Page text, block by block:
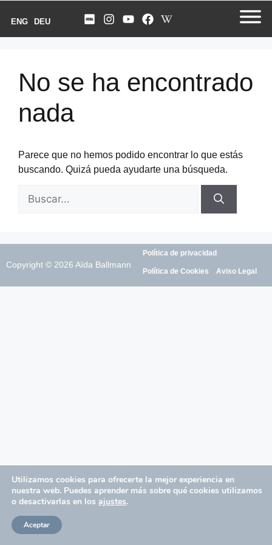
ENG DEU
No se ha encontrado
nada
Parece que no hemos podido encontrar lo que estás
buscando. Quizá pueda ayudarte una búsqueda.
Copyright © 2026 Aïda Ballmann
Política de privacidad
Política de Cookies Aviso Legal
Utilizamos cookies para ofrecerte la mejor experiencia en
nuestra web. Puedes aprender más sobre qué cookies utilizamos
o desactivarlas en los ajustes.
Aceptar